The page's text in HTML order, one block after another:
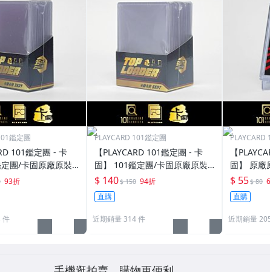
鑑定團
101鑑定團 - 卡
團/卡固原廠原裝
膠殼 尺寸：35pt
93折
件
PLAYCARD 101鑑定團
【PLAYCARD 101鑑定團 - 卡
固】 101鑑定團/卡固原廠原裝
一般卡夾 / 塑膠殼 尺寸：55pt
$ 140$ 150 94折
直購
近期銷量 314 件
PLAYCARD
【
固】 原廠
殼 尺寸：
$ 55$ 80
直購
近期銷量